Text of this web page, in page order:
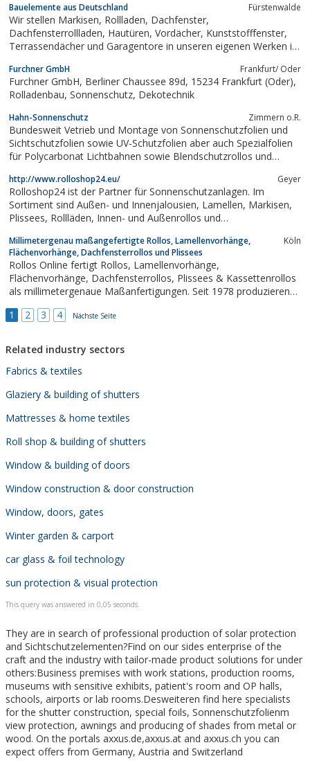
Bauelemente aus Deutschland Fürstenwalde
Wir stellen Markisen, Rollladen, Dachfenster,
Dachfensterrollladen, Hautüren, Vordächer, Kunststofffenster,
Terrassendächer und Garagentore in unseren eigenen Werken in
Unsere Monteure montieren unsere Produkte fachgerecht an Ihr
Haus.
Furchner GmbH Frankfurt/ Oder
Furchner GmbH, Berliner Chaussee 89d, 15234 Frankfurt (Oder),
Rolladenbau, Sonnenschutz, Dekotechnik
Hahn-Sonnenschutz Zimmern o.R.
Bundesweit Vetrieb und Montage von Sonnenschutzfolien und
Sichtschutzfolien sowie UV-Schutzfolien aber auch Spezialfolien
für Polycarbonat Lichtbahnen sowie Blendschutzrollos und
Shop finden Sie eine große Auswahl entsprechender Folien mit
bis zu 10 Jahren Garantie vor. So...
http://www.rolloshop24.eu/ Geyer
Rolloshop24 ist der Partner für Sonnenschutzanlagen. Im
Sortiment sind Außen- und Innenjalousien, Lamellen, Markisen,
Plissees, Rollläden, Innen- und Außenrollos und
Germany. Geliefert wird im firmeneigenen Wagen.
Millimetergenau maßangefertigte Rollos, Lamellenvorhänge,
Flächenvorhänge, Dachfensterrollos und Plissees
Köln
Rollos Online fertigt Rollos, Lamellenvorhänge,
Flächenvorhänge, Dachfensterrollos, Plissees & Kassettenrollos
als millimetergenaue Maßanfertigungen. Seit 1978 produzieren
Flächenvorhangsysteme & Plisseesysteme. Dank dieser
1 2 3 4 Nächste Seite
Related industry sectors
Fabrics & textiles
Glaziery & building of shutters
Mattresses & home textiles
Roll shop & building of shutters
Window & building of doors
Window construction & door construction
Window, doors, gates
Winter garden & carport
car glass & foil technology
sun protection & visual protection
This query was answered in 0,05 seconds.
They are in search of professional production of solar protection
and Sichtschutzelementen?Find on our sides enterprise of the
craft and the industry with tailor-made product solutions for under
others:Business premises with work stations, production rooms,
museums with sensitive exhibits, patient's room and OP halls,
schools, airports or lab rooms.Desweiteren find here specialists
for the shutter construction, special foils, Sonnenschutzfolienm
view protection, awnings and producing of shades from metal or
wood. On the portals axxus.de,axxus.at and axxus.ch you can
expect offers from Germany, Austria and Switzerland